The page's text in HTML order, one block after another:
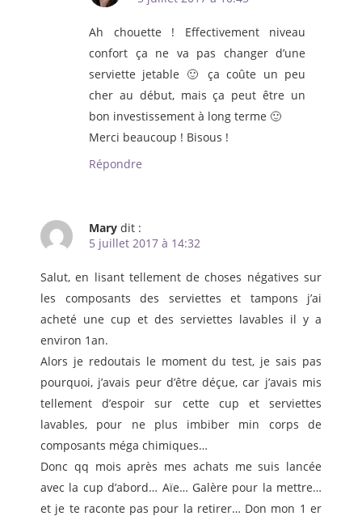
Ah chouette ! Effectivement niveau
confort ça ne va pas changer d’une
serviette jetable 🙂 ça coûte un peu
cher au début, mais ça peut être un
bon investissement à long terme 🙂
Merci beaucoup ! Bisous !
Répondre
Mary dit :
5 juillet 2017 à 14:32
Salut, en lisant tellement de choses négatives sur
les composants des serviettes et tampons j’ai
acheté une cup et des serviettes lavables il y a
environ 1an.
Alors je redoutais le moment du test, je sais pas
pourquoi, j’avais peur d’être déçue, car j’avais mis
tellement d’espoir sur cette cup et serviettes
lavables, pour ne plus imbiber min corps de
composants méga chimiques…
Donc qq mois après mes achats me suis lancée
avec la cup d’abord… Aïe… Galère pour la mettre…
et je te raconte pas pour la retirer… Don mon 1 er